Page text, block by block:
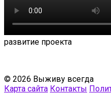
развитие проекта
© 2026 Выживу всегда
Карта сайта Контакты